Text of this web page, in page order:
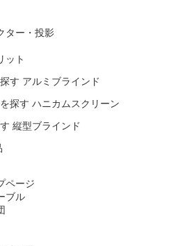
ター・投影
ット
アルミブラインド
ハニカムスクリーン
縦型ブラインド
ページ
ブル